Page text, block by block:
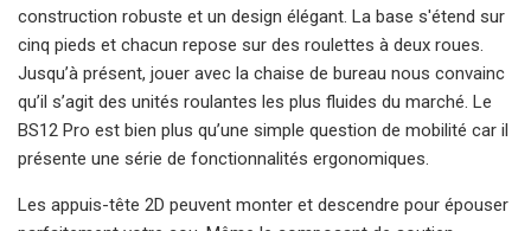
construction robuste et un design élégant. La base s'étend sur
cinq pieds et chacun repose sur des roulettes à deux roues.
Jusqu’à présent, jouer avec la chaise de bureau nous convainc
qu’il s’agit des unités roulantes les plus fluides du marché. Le
BS12 Pro est bien plus qu’une simple question de mobilité car il
présente une série de fonctionnalités ergonomiques.
Les appuis-tête 2D peuvent monter et descendre pour épouser